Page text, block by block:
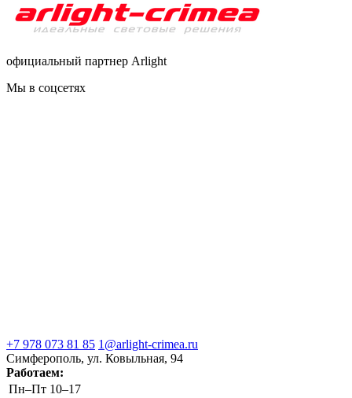
официальный партнер Arlight
Мы в соцсетях
+7 978 073 81 85 1@arlight-crimea.ru
Симферополь, ул. Ковыльная, 94
Работаем:
Пн–Пт 10–17